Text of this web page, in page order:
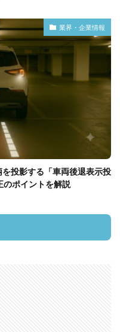
業界・企業情報
投影する「車両後退表示投
のポイントを解説